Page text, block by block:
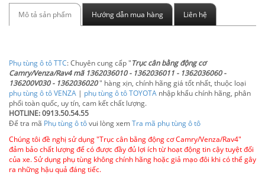
Mô tả sản phẩm Hướng dẫn mua hàng Liên hệ
Phụ tùng ô tô TTC: Chuyên cung cấp "Trục cân bằng động cơ
Camry/Venza/Rav4 mã 1362036010 - 1362036011 - 1362036060 -
136200V030 - 1362036020" hàng xịn, chính hãng giá tốt nhất, thuộc loại
phụ tùng ô tô VENZA | phụ tùng ô tô TOYOTA nhập khẩu chính hãng, phân
phối toàn quốc, uy tín, cam kết chất lượng.
HOTLINE: 0913.50.54.55
Để tra mã Phụ tùng ô tôvui lòng xemTra mã phụ tùng ô tô
Chúng tôi đề nghị sử dụng "Trục cân bằng động cơ Camry/Venza/Rav4"
đảm bảo chất lượng để có được đầy đủ lợi ích từ hoạt động tin cậy tuyệt đối
của xe. Sử dụng phụ tùng không chính hãng hoặc giả mạo đôi khi có thể gây
ra những hậu quả đáng tiếc.